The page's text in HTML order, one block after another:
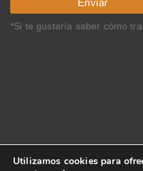
*Si te gustaría saber cómo
Utilizamos cookies para